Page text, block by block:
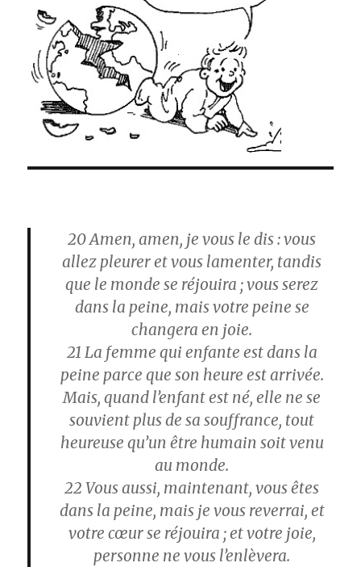
20Amen, amen, je vous le dis : vous
allez pleurer et vous lamenter, tandis
que le monde se réjouira ; vous serez
dans la peine, mais votre peine se
changera en joie.
21 La femme qui enfante est dans la
peine parce que son heure est arrivée.
Mais, quand l’enfant est né, elle ne se
souvient plus de sa souffrance, tout
heureuse qu’un être humain soit venu
au monde.
22 Vous aussi, maintenant, vous êtes
dans la peine, mais je vous reverrai, et
votre cœur se réjouira ; et votre joie,
personne ne vous l’enlèvera.